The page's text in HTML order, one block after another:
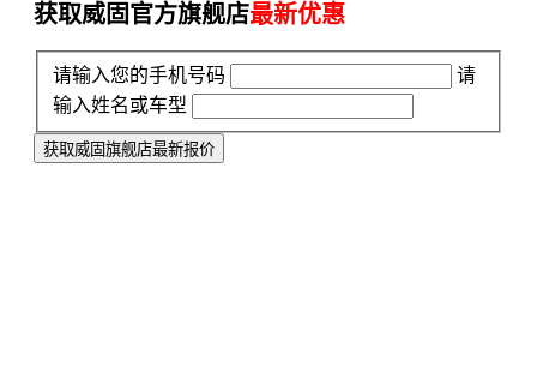
获取威固官方旗舰店最新优惠
请输入您的手机号码
请
输入姓名或车型
获取威固旗舰店最新报价